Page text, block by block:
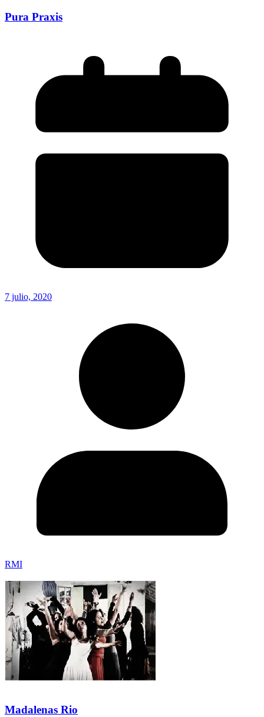
Pura Praxis
7 julio, 2020
RMI
Madalenas Rio